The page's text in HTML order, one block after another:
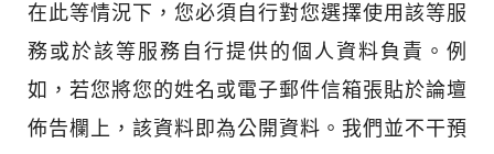
在此等情況下，您必須自行對您選擇使用該等服
務或於該等服務自行提供的個人資料負責。例
如，若您將您的姓名或電子郵件信箱張貼於論壇
佈告欄上，該資料即為公開資料。我們並不干預